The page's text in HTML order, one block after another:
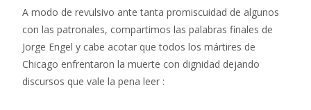
A modo de revulsivo ante tanta promiscuidad de algunos
con las patronales, compartimos las palabras finales de
Jorge Engel y cabe acotar que todos los mártires de
Chicago enfrentaron la muerte con dignidad dejando
discursos que vale la pena leer :